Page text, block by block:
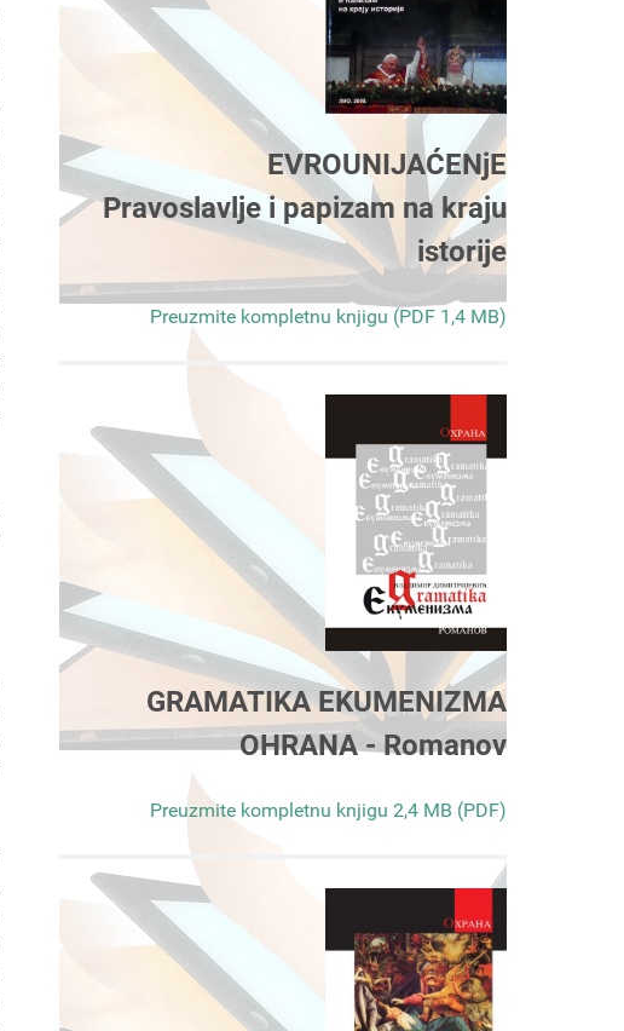
EVROUNIJAĆENjE
Pravoslavlje i papizam na kraju
istorije
Preuzmite kompletnu knjigu (PDF 1,4 MB)
GRAMATIKA EKUMENIZMA
OHRANA - Romanov
Preuzmite kompletnu knjigu 2,4 MB (PDF)